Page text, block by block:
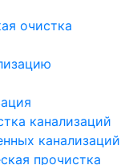
очистка
канализаций
канализаций
прочистка